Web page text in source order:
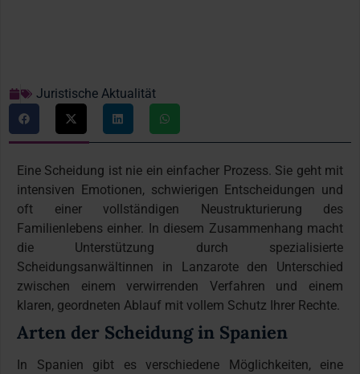
Juristische Aktualität
Eine Scheidung ist nie ein einfacher Prozess. Sie geht mit
intensiven Emotionen, schwierigen Entscheidungen und
oft einer vollständigen Neustrukturierung des
Familienlebens einher. In diesem Zusammenhang macht
die Unterstützung durch spezialisierte
Scheidungsanwältinnen in Lanzarote den Unterschied
zwischen einem verwirrenden Verfahren und einem
klaren, geordneten Ablauf mit vollem Schutz Ihrer Rechte.
Arten der Scheidung in Spanien
In Spanien gibt es verschiedene Möglichkeiten, eine